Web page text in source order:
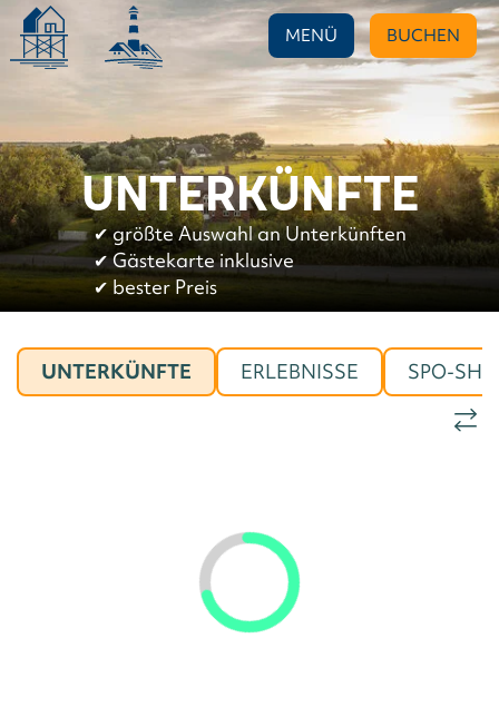
MENÜ BUCHEN
UNTERKÜNFTE
✔︎größte Auswahl an Unterkünften
✔︎Gästekarte inklusive
✔︎ bester Preis
UNTERKÜNFTE ERLEBNISSE SPO-